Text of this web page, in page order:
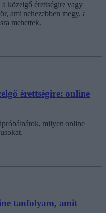
közelgő érettségire vagy
ami nehezebben megy, a
mehettek.
érettségire: online
milyen online
tanfolyam, amit